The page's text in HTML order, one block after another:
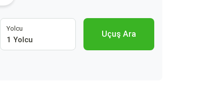
Yolcu
1 Yolcu
Uçuş Ara